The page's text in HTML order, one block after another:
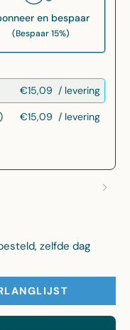
en bespaar
(Bespaar 15%)
€15,09 / levering
€15,09 / levering
fees. This
skipped or
zelfde dag